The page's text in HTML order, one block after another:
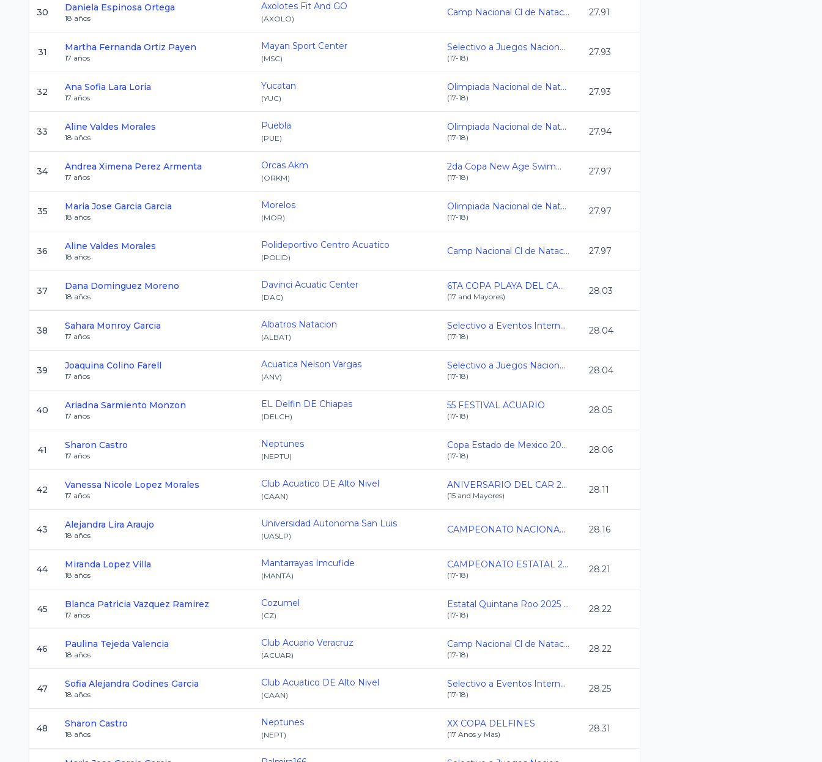
30 Daniela Espinosa Ortega
18 años
Axolotes Fit And GO
(AXOLO)
Camp Nacional Cl de Natacion y Aguas Abiertas 27.91
31 Martha Fernanda Ortiz Payen
17 años
Mayan Sport Center
(MSC)
Selectivo a Juegos Nacionales CONADE
(17-18)
27.93
32 Ana Sofia Lara Loria
17 años
Yucatan
(YUC)
Olimpiada Nacional de Natacion 2025
(17-18)
27.93
33 Aline Valdes Morales
18 años
Puebla
(PUE)
Olimpiada Nacional de Natacion 2025
(17-18)
27.94
34 Andrea Ximena Perez Armenta
17 años
Orcas Akm
(ORKM)
2da Copa New Age Swimming Guanajuato
(17-18)
27.97
35 Maria Jose Garcia Garcia
18 años
Morelos
(MOR)
Olimpiada Nacional de Natacion 2025
(17-18)
27.97
36 Aline Valdes Morales
18 años
Polideportivo Centro Acuatico
(POLID)
Camp Nacional Cl de Natacion y Aguas Abiertas 27.97
37 Dana Dominguez Moreno
18 años
Davinci Acuatic Center
(DAC)
6TA COPA PLAYA DEL CARMEN 2025
(17 and Mayores)
28.03
38 Sahara Monroy Garcia
17 años
Albatros Natacion
(ALBAT)
Selectivo a Eventos Internacionales
(17-18)
28.04
39 Joaquina Colino Farell
17 años
Acuatica Nelson Vargas
(ANV)
Selectivo a Juegos Nacionales CONADE
(17-18)
28.04
40 Ariadna Sarmiento Monzon
17 años
EL Delfin DE Chiapas
(DELCH)
55 FESTIVAL ACUARIO
(17-18)
28.05
41 Sharon Castro
17 años
Neptunes
(NEPTU)
Copa Estado de Mexico 2025
(17-18)
28.06
42 Vanessa Nicole Lopez Morales
17 años
Club Acuatico DE Alto Nivel
(CAAN)
ANIVERSARIO DEL CAR 2025
(15 and Mayores)
28.11
43 Alejandra Lira Araujo
18 años
Universidad Autonoma San Luis
(UASLP)
CAMPEONATO NACIONAL UNIVERSITARIO 2025 28.16
44 Miranda Lopez Villa
18 años
Mantarrayas Imcufide
(MANTA)
CAMPEONATO ESTATAL 2025 CLASIFICADOS
(17-18)
28.21
45 Blanca Patricia Vazquez Ramirez
17 años
Cozumel
(CZ)
Estatal Quintana Roo 2025 CL
(17-18)
28.22
46 Paulina Tejeda Valencia
18 años
Club Acuario Veracruz
(ACUAR)
Camp Nacional Cl de Natacion y Aguas Abiertas
(17-18)
28.22
47 Sofia Alejandra Godines Garcia
18 años
Club Acuatico DE Alto Nivel
(CAAN)
Selectivo a Eventos Internacionales
(17-18)
28.25
48 Sharon Castro
18 años
Neptunes
(NEPT)
XX COPA DELFINES
(17 Anos y Mas)
28.31